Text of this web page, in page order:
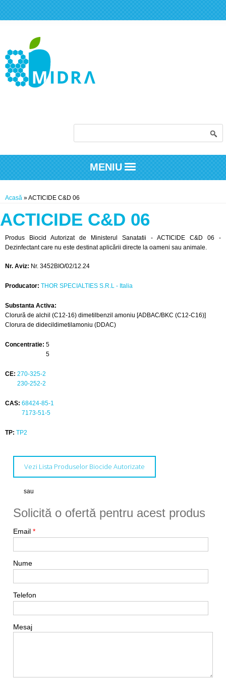
MENIU
Eşti aici
Acasă » ACTICIDE C&D 06
ACTICIDE C&D 06
Produs Biocid Autorizat de Ministerul Sanatatii - ACTICIDE C&D 06 -
Dezinfectant care nu este destinat aplicării directe la oameni sau animale.
Nr. Aviz: Nr. 3452BIO/02/12.24
Producator: THOR SPECIALTIES S.R.L - Italia
Substanta Activa:
Clorură de alchil (C12-16) dimetilbenzil amoniu [ADBAC/BKC (C12-C16)]
Clorura de didecildimetilamoniu (DDAC)
Concentratie: 5
5
CE: 270-325-2
230-252-2
CAS: 68424-85-1
7173-51-5
TP: TP2
Vezi Lista Produselor Biocide Autorizate
sau
Solicită o ofertă pentru acest produs
Email *
Nume
Telefon
Mesaj